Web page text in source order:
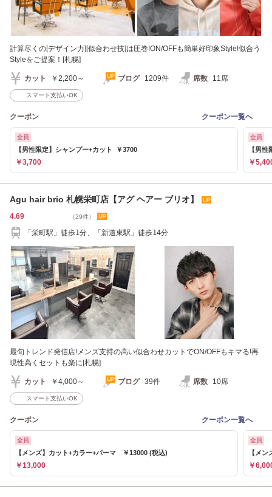
計算尽くの[デザイン力][似合わせ技]は圧巻!ON/OFFも簡単好印象Style!似合う
Styleをご提案！[札幌]
カット ￥2,200～ ブログ 1209件 席数 11席
スマート支払いOK
クーポン クーポン一覧へ
全員
【男性限定】シャンプー+カット ￥3700
￥3,700
全員
【男
￥
Agu hair brio 札幌栄町店【アグ ヘアー ブリオ】
4.69 （29件）
「栄町駅」徒歩1分、「新道東駅」徒歩14分
最旬トレンド発信店!メンズ支持の高い似合わせカットでON/OFFもキマる!再
現性高くセットも楽に[札幌]
カット ￥4,000～ ブログ 39件 席数 10席
スマート支払いOK
クーポン クーポン一覧へ
全員
【メンズ】カット+カラー+パーマ ￥13000 (税込)
￥13,000
全員
【メ
￥